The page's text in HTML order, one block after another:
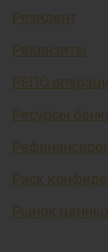
Резидент
Реквизиты
РЕПО
Ресурсы
Риск
Рынок